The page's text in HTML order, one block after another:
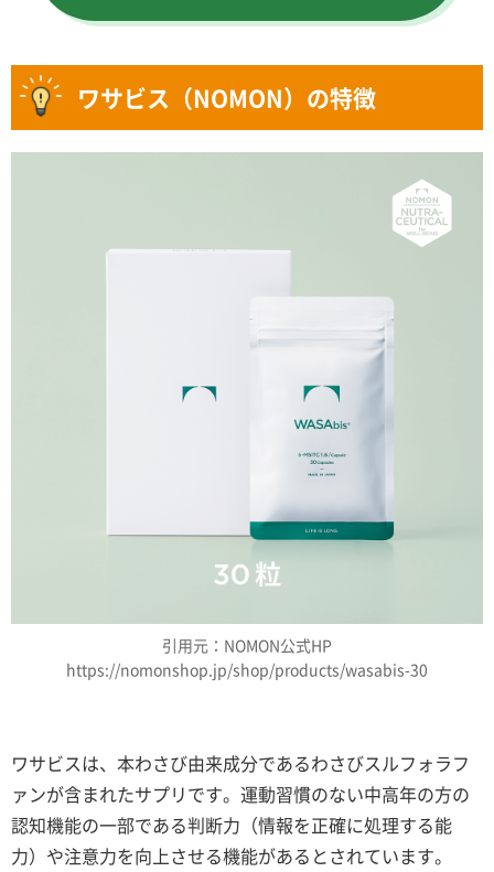
ワサビス（NOMON）の特徴
引用元：NOMON公式HP
https://nomonshop.jp/shop/products/wasabis-30
ワサビスは、本わさび由来成分であるわさびスルフォラフ
ァンが含まれたサプリです。運動習慣のない中高年の方の
認知機能の一部である判断力（情報を正確に処理する能
力）や注意力を向上させる機能があるとされています。